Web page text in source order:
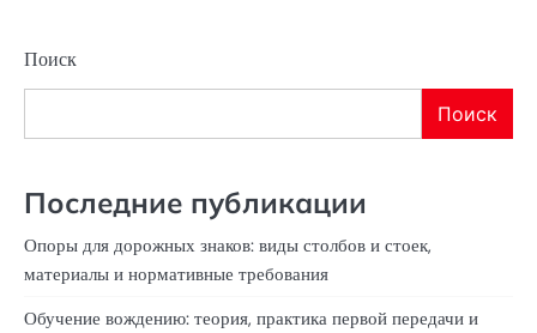
Поиск
Поиск
Последние публикации
Опоры для дорожных знаков: виды столбов и стоек,
материалы и нормативные требования
Обучение вождению: теория, практика первой передачи и